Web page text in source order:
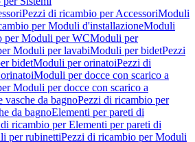
Pezzi di ricambio per AccessoriModuli
per Moduli d'installazioneModuli
per Moduli per WCModuli per
Moduli per lavabiModuli per bidetPezzi
bidetModuli per orinatoiPezzi di
Moduli per docce con scarico a
Moduli per docce con scarico a
vasche da bagnoPezzi di ricambio per
da bagnoElementi per pareti di
ricambio per Elementi per pareti di
per rubinettiPezzi di ricambio per Moduli